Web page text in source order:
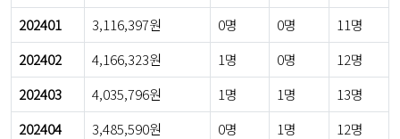
202401
3,116,397원 0명 0명
11명
202402
4,166,323원 1명 0명
12명
202403
4,035,796원 1명 1명
13명
202404
3,485,590원 0명 1명
12명